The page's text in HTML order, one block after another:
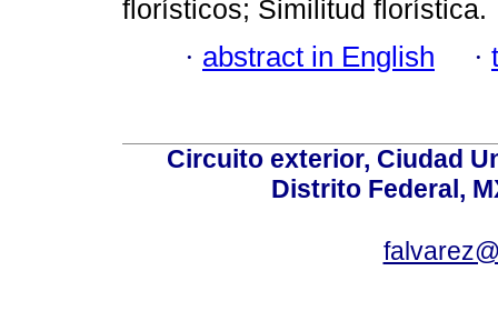
florísticos; Similitud florística.
· abstract in English ·
Circuito exterior, Ciudad
Distrito Federal,